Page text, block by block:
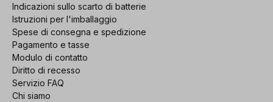
Indicazioni sullo scarto di batterie
Istruzioni per l'imballaggio
Spese di consegna e spedizione
Pagamento e tasse
Modulo di contatto
Diritto di recesso
Servizio FAQ
Chi siamo